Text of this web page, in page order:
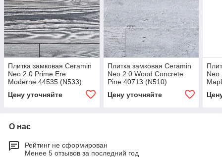
Плитка замковая Ceramin
Neo 2.0 Prime Ere
Moderne 44535 (N533)
Цену уточняйте
Плитка замковая Ceramin
Neo 2.0 Wood Concrete
Pine 40713 (N510)
Цену уточняйте
Neo
О нас
Рейтинг не сформирован
Менее 5 отзывов за последний год